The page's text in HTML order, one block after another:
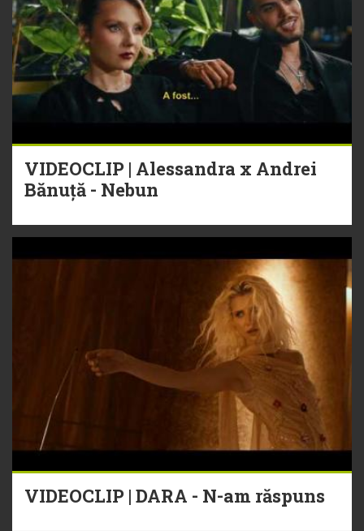
VIDEOCLIP | Alessandra x Andrei
Bănuță - Nebun
VIDEOCLIP | DARA - N-am răspuns